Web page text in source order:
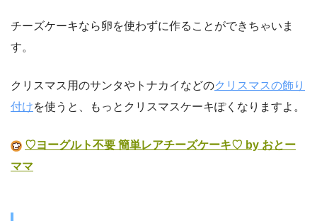
チーズケーキなら卵を使わずに作ることができちゃいま
す。
クリスマス用のサンタやトナカイなどのクリスマスの飾り
付けを使うと、もっとクリスマスケーキぽくなりますよ。
♡ヨーグルト不要 簡単レアチーズケーキ♡ by おとー
ママ